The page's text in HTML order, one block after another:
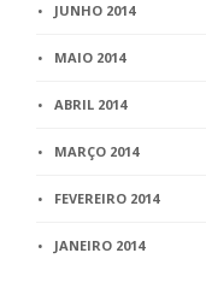
JUNHO 2014
MAIO 2014
ABRIL 2014
MARÇO 2014
FEVEREIRO 2014
JANEIRO 2014